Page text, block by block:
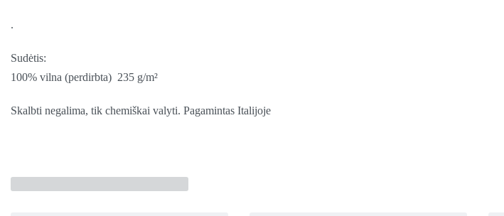
.
Sudėtis:
100% vilna (perdirbta) 235 g/m²
Skalbti negalima, tik chemiškai valyti. Pagamintas Italijoje